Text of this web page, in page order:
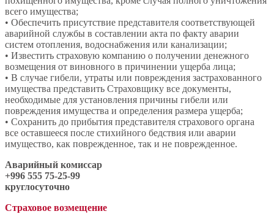
всего имущества;
• Обеспечить присутствие представителя соответствующей
аварийной службы в составлении акта по факту аварии
систем отопления, водоснабжения или канализации;
• Известить страховую компанию о получении денежного
возмещения от виновного в причинении ущерба лица;
• В случае гибели, утраты или повреждения застрахованного
имущества представить Страховщику все документы,
необходимые для установления причины гибели или
повреждения имущества и определения размера ущерба;
• Сохранить до прибытия представителя страхового органа
все оставшееся после стихийного бедствия или аварии
имущество, как поврежденное, так и не поврежденное.
Аварийный комиссар
+996 555 75-25-99
круглосуточно
Страховое возмещение